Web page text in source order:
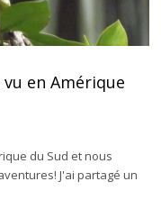
en Amérique
du Sud et nous
J'ai partagé un